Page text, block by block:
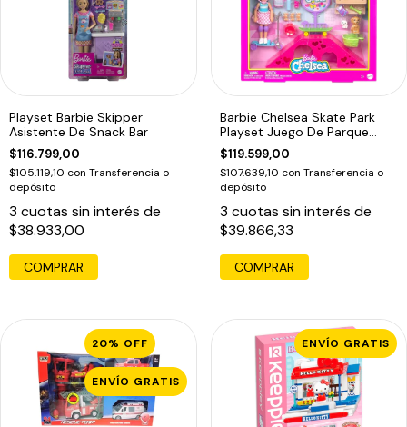
Playset Barbie Skipper
Asistente De Snack Bar
$116.799,00
$105.119,10 con Transferencia o
depósito
3 cuotas sin interés de
$38.933,00
Barbie Chelsea Skate Park
Playset Juego De Parque
Patinaje
$119.599,00
$107.639,10 con Transferencia o
depósito
3 cuotas sin interés de
$39.866,33
20% OFF
ENVÍO GRATIS
ENVÍO GRATIS